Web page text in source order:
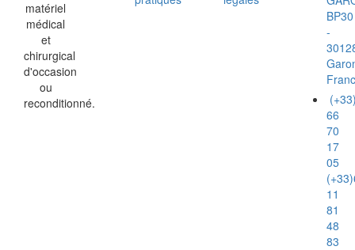
matériel
médical
et
chirurgical
d'occasion
ou
reconditionné.
BP30
-
66
70
17
05
11
81
48
83